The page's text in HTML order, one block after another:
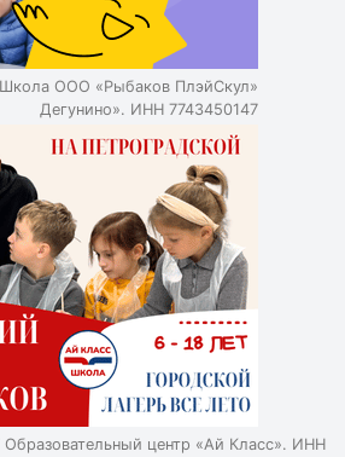
набирать популярность как
на ЕГЭ. Средний балл
составил 58,15, доля
выше 60 баллов выросла с
математику в этом году писали
36% получили пятерки.
ООО «Рыбаков ПлэйСкул»
Дегунино». ИНН 7743450147
центр «Ай Класс». ИНН